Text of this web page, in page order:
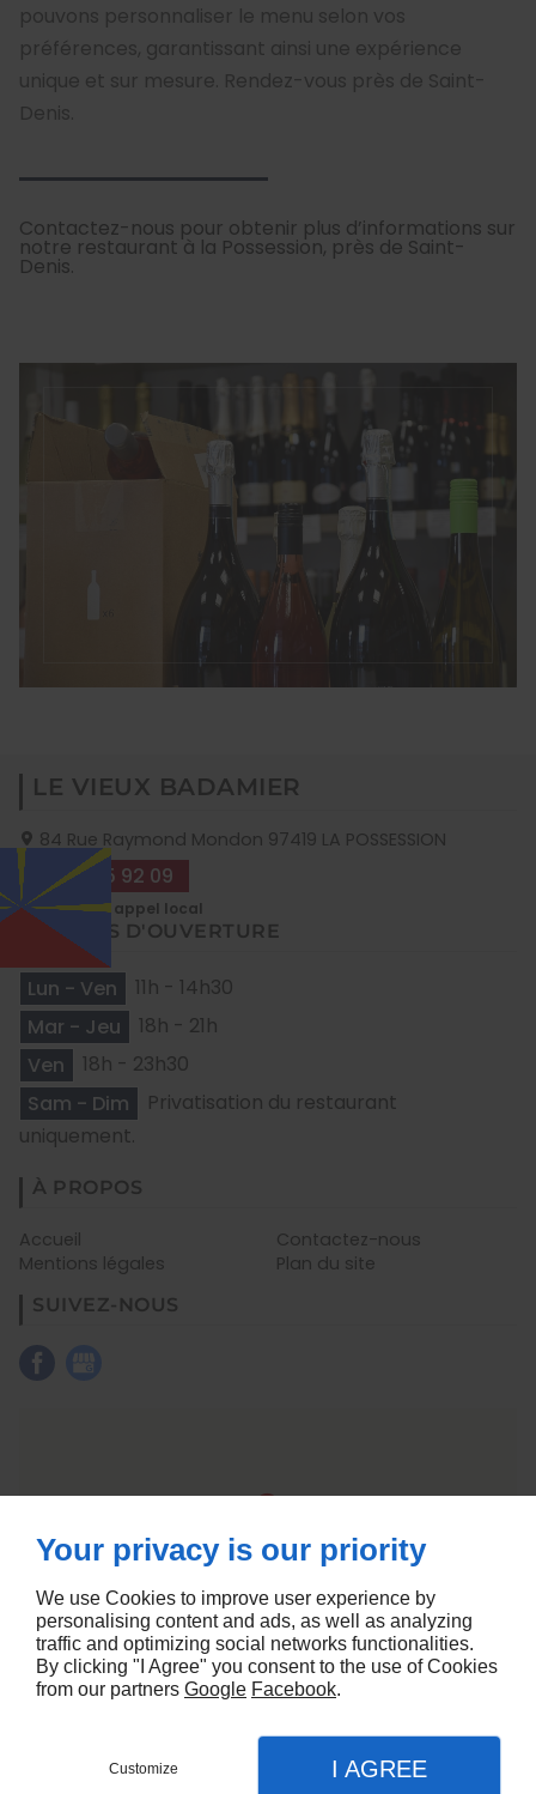
pouvons personnaliser le menu selon vos
préférences, garantissant ainsi une expérience
unique et sur mesure. Rendez-vous près de Saint-
Denis.
Contactez-nous pour obtenir plus d’informations sur
notre restaurant à la Possession, près de Saint-
Denis.
LE VIEUX BADAMIER
84 Rue Raymond Mondon 97419 LA POSSESSION
09 70 35 92 09
HEURES D'OUVERTURE
Lun - Ven
11h - 14h30
Mar - Jeu
18h - 21h
Ven
18h - 23h30
Sam - Dim
Privatisation du restaurant
uniquement.
À PROPOS
Accueil
Mentions légales
Contactez-nous
Plan du site
SUIVEZ-NOUS
Creation site vitrine
Your privacy is our priority
We use Cookies to improve user experience by
personalising content and ads, as well as analyzing
traffic and optimizing social networks functionalities.
By clicking "I Agree" you consent to the use of Cookies
from our partners Google Facebook.
Customize I AGREE